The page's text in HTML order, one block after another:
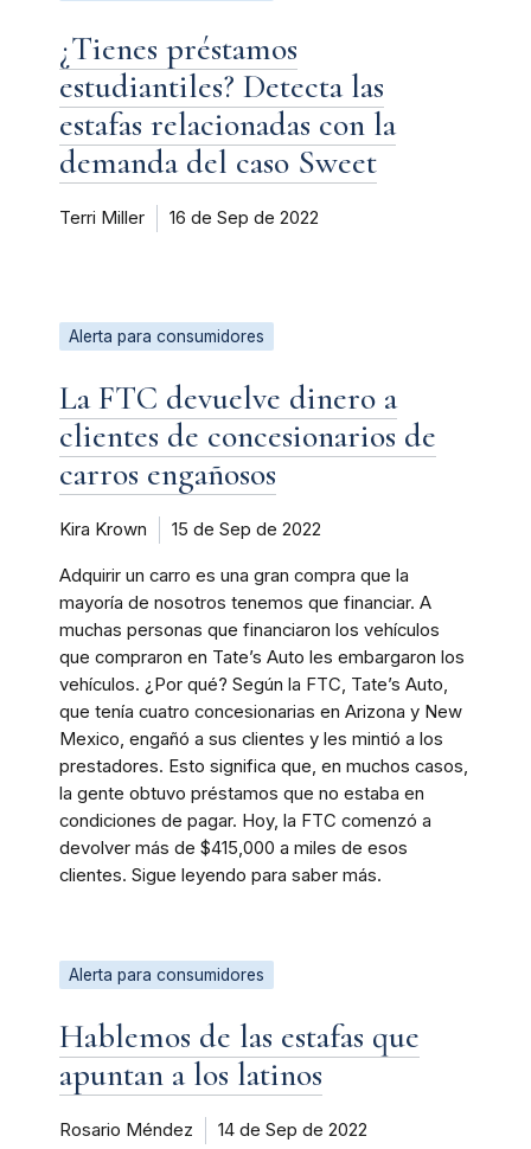
¿Tienes préstamos
estudiantiles? Detecta las
estafas relacionadas con la
demanda del caso Sweet
Terri Miller 16 de Sep de 2022
Alerta para consumidores
La FTC devuelve dinero a
clientes de concesionarios de
carros engañosos
Kira Krown 15 de Sep de 2022
Adquirir un carro es una gran compra que la
mayoría de nosotros tenemos que financiar. A
muchas personas que financiaron los vehículos
que compraron en Tate’s Auto les embargaron los
vehículos. ¿Por qué? Según la FTC, Tate’s Auto,
que tenía cuatro concesionarias en Arizona y New
Mexico, engañó a sus clientes y les mintió a los
prestadores. Esto significa que, en muchos casos,
la gente obtuvo préstamos que no estaba en
condiciones de pagar. Hoy, la FTC comenzó a
devolver más de $415,000 a miles de esos
clientes. Sigue leyendo para saber más.
Alerta para consumidores
Hablemos de las estafas que
apuntan a los latinos
Rosario Méndez 14 de Sep de 2022